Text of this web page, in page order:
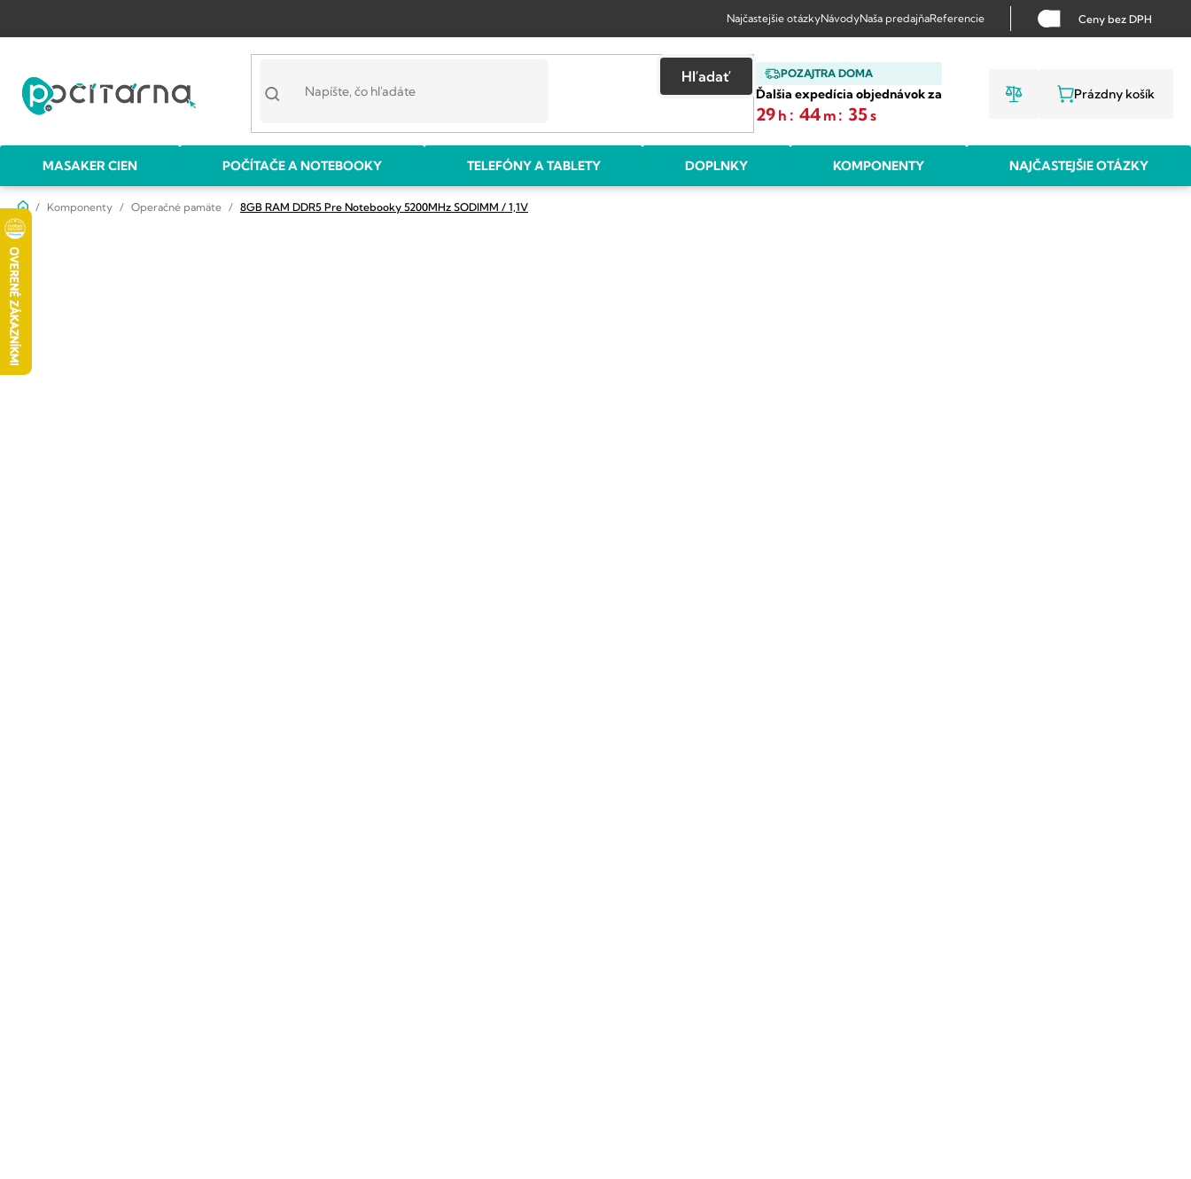
obsah
Najčastejšie otázkyNávodyNaša predajňaReferencie Ceny bez DPH
POZAJTRA DOMA
Ďalšia expedícia objednávok za
29 h : 44 m : 35s
Hľadať
NÁKUPNÝ
Prázdny košík
MASAKER CIEN POČÍTAČE A NOTEBOOKY TELEFÓNY A TABLETY DOPLNKY KOMPONENTY NAJČASTEJŠIE OTÁZKY
DomovKomponenty Operačné pamäte 8GB RAM DDR5 Pre Notebooky 5200MHz SODIMM / 1,1V